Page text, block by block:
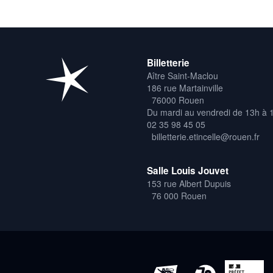
Billetterie
Aître Saint-Maclou
186 rue Martainville
76000 Rouen
Du mardi au vendredi de 13h à
02 35 98 45 05
billetterie.etincelle@rouen.fr
Salle Louis Jouvet
153 rue Albert Dupuis
76 000 Rouen